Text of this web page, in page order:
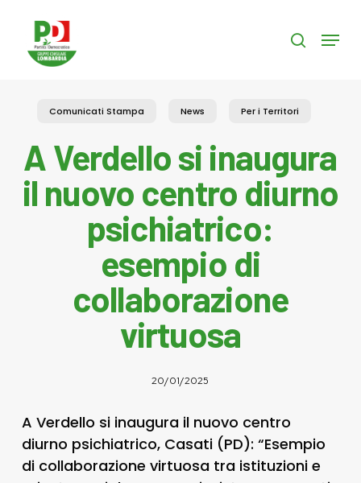
content
search
Menu
Comunicati Stampa News Per i Territori
A Verdello si inaugura
il nuovo centro diurno
psichiatrico:
esempio di
collaborazione
virtuosa
20/01/2025
A Verdello si inaugura il nuovo centro
diurno psichiatrico, Casati (PD): “Esempio
di collaborazione virtuosa tra istituzioni e